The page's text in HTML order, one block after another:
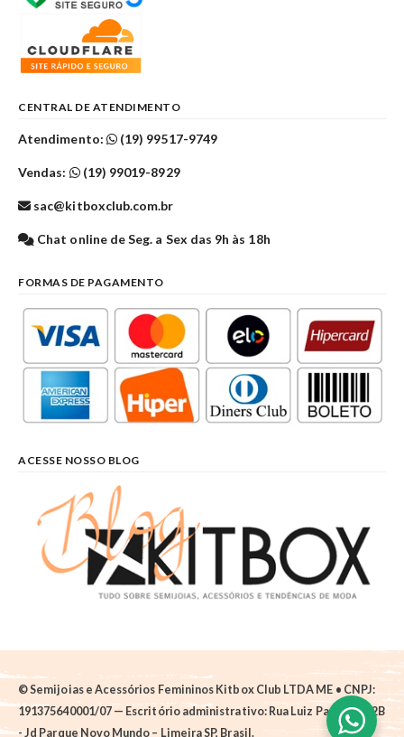
CENTRAL DE ATENDIMENTO
Atendimento: (19) 99517-9749
Vendas: (19) 99019-8929
sac@kitboxclub.com.br
Chat online de Seg. a Sex das 9h às 18h
FORMAS DE PAGAMENTO
ACESSE NOSSO BLOG
© Semijoias e Acessórios Femininos Kitbox Club LTDA ME • CNPJ:
191375640001/07 — Escritório administrativo: Rua Luiz Pantano, 62B
- Jd Parque Novo Mundo – Limeira SP, Brasil.